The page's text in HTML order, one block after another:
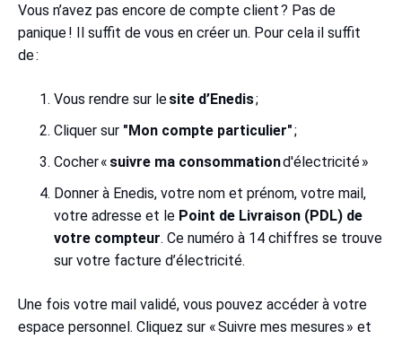
Vous n’avez pas encore de compte client ? Pas de
panique ! Il suffit de vous en créer un. Pour cela il suffit
de :
Vous rendre sur lesite d’Enedis;
Cliquer sur "Mon compte particulier";
Cocher « suivre ma consommationd'électricité »
Donner à Enedis, votre nom et prénom, votre mail,
votre adresse et le Point de Livraison (PDL) de
votre compteur. Ce numéro à 14 chiffres se trouve
sur votre facture d’électricité.
Une fois votre mail validé, vous pouvez accéder à votre
espace personnel. Cliquez sur « Suivre mes mesures » et